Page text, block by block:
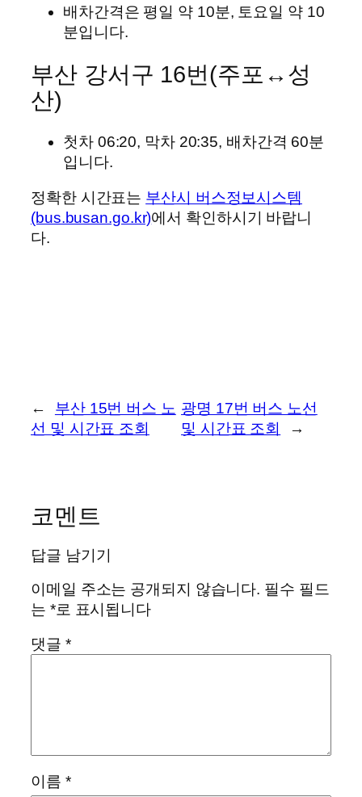
배차간격은 평일 약 10분, 토요일 약 10
분입니다.
부산 강서구 16번(주포↔성
산)
첫차 06:20, 막차 20:35, 배차간격 60분
입니다.
정확한 시간표는 부산시 버스정보시스템
(bus.busan.go.kr)에서 확인하시기 바랍니
다.
←
부산 15번 버스 노
선 및 시간표 조회
광명 17번 버스 노선
및 시간표 조회
→
코멘트
답글 남기기
이메일 주소는 공개되지 않습니다. 필수 필드
는 *로 표시됩니다
댓글 *
이름 *